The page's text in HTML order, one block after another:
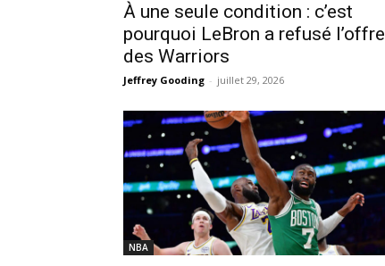
À une seule condition : c’est
pourquoi LeBron a refusé l’offre
des Warriors
Jeffrey Gooding - juillet 29, 2026
NBA